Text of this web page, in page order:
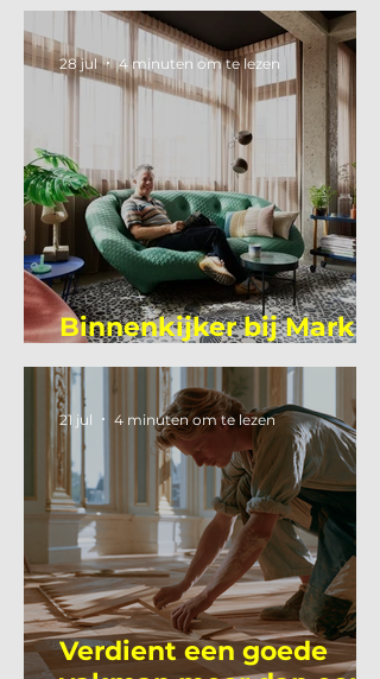
Binnenkijker bij Mark
Mutsaers
28 jul 4 minuten om te lezen
Verdient een goede
21 jul 4 minuten om te lezen